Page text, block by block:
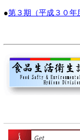
●第３期（平成３０年